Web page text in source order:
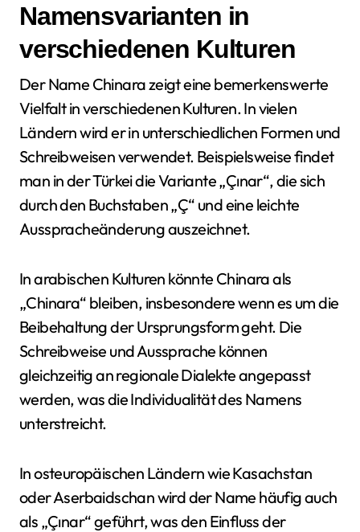
Namensvarianten in
verschiedenen Kulturen
Der Name Chinara zeigt eine bemerkenswerte
Vielfalt in verschiedenen Kulturen. In vielen
Ländern wird er in unterschiedlichen Formen und
Schreibweisen verwendet. Beispielsweise findet
man in der Türkei die Variante „Çınar“, die sich
durch den Buchstaben „Ç“ und eine leichte
Ausspracheänderung auszeichnet.
In arabischen Kulturen könnte Chinara als
„Chinara“ bleiben, insbesondere wenn es um die
Beibehaltung der Ursprungsform geht. Die
Schreibweise und Aussprache können
gleichzeitig an regionale Dialekte angepasst
werden, was die Individualität des Namens
unterstreicht.
In osteuropäischen Ländern wie Kasachstan
oder Aserbaidschan wird der Name häufig auch
als „Çınar“ geführt, was den Einfluss der